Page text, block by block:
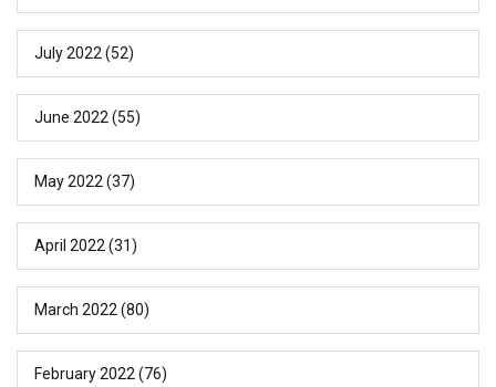
July 2022 (52)
June 2022 (55)
May 2022 (37)
April 2022 (31)
March 2022 (80)
February 2022 (76)